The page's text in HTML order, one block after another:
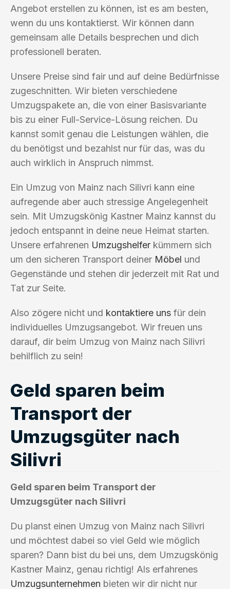
Angebot erstellen zu können, ist es am besten,
wenn du uns kontaktierst. Wir können dann
gemeinsam alle Details besprechen und dich
professionell beraten.
Unsere Preise sind fair und auf deine Bedürfnisse
zugeschnitten. Wir bieten verschiedene
Umzugspakete an, die von einer Basisvariante
bis zu einer Full-Service-Lösung reichen. Du
kannst somit genau die Leistungen wählen, die
du benötigst und bezahlst nur für das, was du
auch wirklich in Anspruch nimmst.
Ein Umzug von Mainz nach Silivri kann eine
aufregende aber auch stressige Angelegenheit
sein. Mit Umzugskönig Kastner Mainz kannst du
jedoch entspannt in deine neue Heimat starten.
Unsere erfahrenen Umzugshelfer kümmern sich
um den sicheren Transport deiner Möbel und
Gegenstände und stehen dir jederzeit mit Rat und
Tat zur Seite.
Also zögere nicht und kontaktiere uns für dein
individuelles Umzugsangebot. Wir freuen uns
darauf, dir beim Umzug von Mainz nach Silivri
behilflich zu sein!
Geld sparen beim
Transport der
Umzugsgüter nach
Silivri
Geld sparen beim Transport der
Umzugsgüter nach Silivri
Du planst einen Umzug von Mainz nach Silivri
und möchtest dabei so viel Geld wie möglich
sparen? Dann bist du bei uns, dem Umzugskönig
Kastner Mainz, genau richtig! Als erfahrenes
Umzugsunternehmen bieten wir dir nicht nur